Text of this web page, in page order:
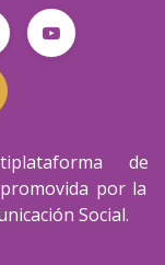
de
por la
Social.